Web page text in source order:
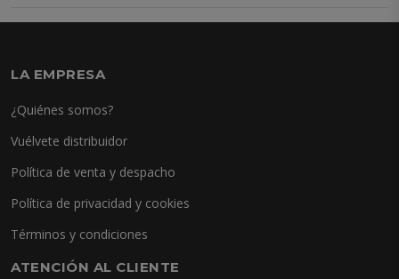
LA EMPRESA
¿Quiénes somos?
Vuélvete distribuidor
Política de venta y despacho
Política de privacidad y cookies
Términos y condiciones
ATENCIÓN AL CLIENTE